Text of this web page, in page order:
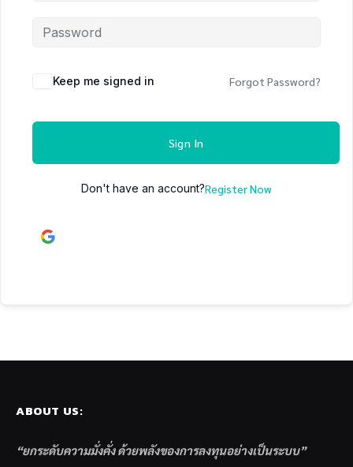
Keep me signed in Forgot Password?
Sign In
Don't have an account?Register Now
ABOUT US:
“ยกระดับความมั่งคั่ง ด้วยพลังของการลงทุนอย่างเป็นระบบ”